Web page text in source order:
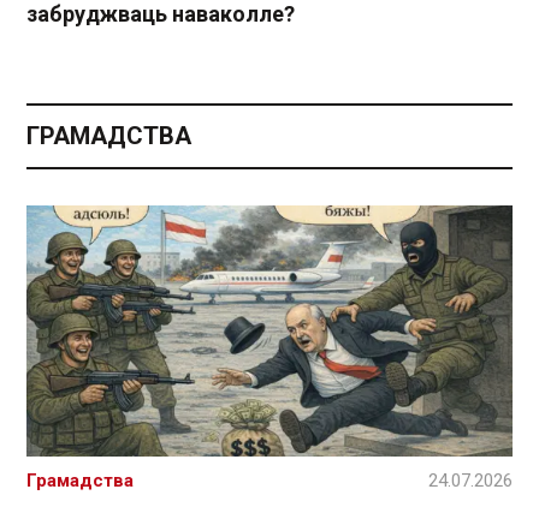
забруджваць наваколле?
ГРАМАДСТВА
Грамадства 24.07.2026